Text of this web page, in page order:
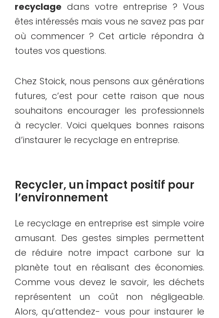
recyclage dans votre entreprise ? Vous
êtes intéressés mais vous ne savez pas par
où commencer ? Cet article répondra à
toutes vos questions.
Chez Stoick, nous pensons aux générations
futures, c’est pour cette raison que nous
souhaitons encourager les professionnels
à recycler. Voici quelques bonnes raisons
d’instaurer le recyclage en entreprise.
Recycler, un impact positif pour
l’environnement
Le recyclage en entreprise est simple voire
amusant. Des gestes simples permettent
de réduire notre impact carbone sur la
planète tout en réalisant des économies.
Comme vous devez le savoir, les déchets
représentent un coût non négligeable.
Alors, qu’attendez- vous pour instaurer le